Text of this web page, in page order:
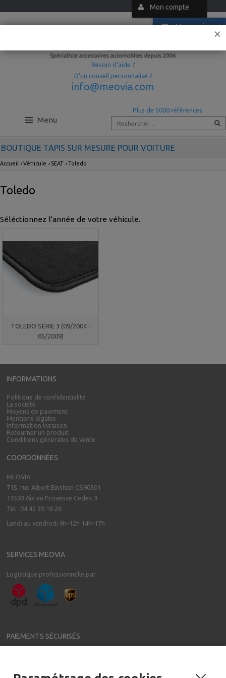
×
Mon compte
Mon panier
Besoin d’aide ?
D’un conseil personnalisé ?
info@meovia.com
Menu
Plus de 5000 références
BOUTIQUE TAPIS SUR MESURE POUR VOITURE
Accueil ›Véhicule › SEAT ›Toledo
Toledo
Séléctionnez l'année de votre véhicule.
TOLEDO SÉRIE 3 (09/2004 -
05/2009)
INFORMATIONS
Politique de confidentialité
La société
Moyens de paiement
Mentions légales
Information livraison
Retourner un produit
Conditions générales de vente
COORDONNÉES
MEOVIA
715, rue Albert Einstein CS90501
13593 Aix en Provence Cedex 3
Tel : 04 42 39 16 26
Lundi au vendredi 9h-12h 14h-17h
SERVICES MEOVIA
Logistique professionnelle par
PAIEMENTS SÉCURISÉS